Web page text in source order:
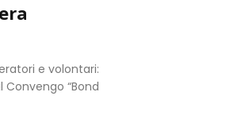
e volontari:
“Bond